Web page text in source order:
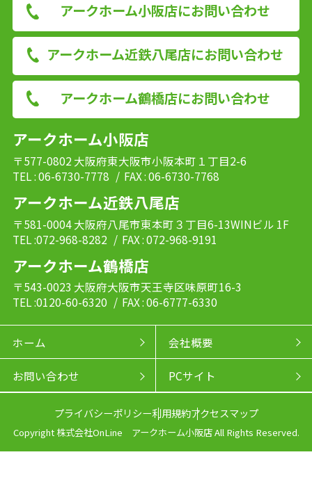
アークホーム小阪店にお問い合わせ
アークホーム近鉄八尾店にお問い合わせ
アークホーム鶴橋店にお問い合わせ
アークホーム小阪店
〒577-0802 大阪府東大阪市小阪本町１丁目2-6
TEL : 06-6730-7778 / FAX : 06-6730-7768
アークホーム近鉄八尾店
〒581-0004 大阪府八尾市東本町３丁目6-13WINビル 1F
TEL :072-968-8282 / FAX : 072-968-9191
アークホーム鶴橋店
〒543-0023 大阪府大阪市天王寺区味原町16-3
TEL :0120-60-6320 / FAX : 06-6777-6330
ホーム 会社概要
お問い合わせ PCサイト
プライバシーポリシー利用規約アクセスマップ
Copyright 株式会社OnLine アークホーム小阪店 All Rights Reserved.